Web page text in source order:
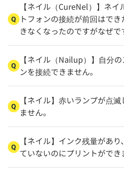
Q
【ネイル（CureNel）】ネ
トフォンの接続が前回はで
きなくなったのですがなぜ
Q
【ネイル（Nailup）】自分
ンを接続できません。
Q
【ネイル】赤いランプが点
ません。
Q
【ネイル】インク残量があ
ていないのにプリントができ